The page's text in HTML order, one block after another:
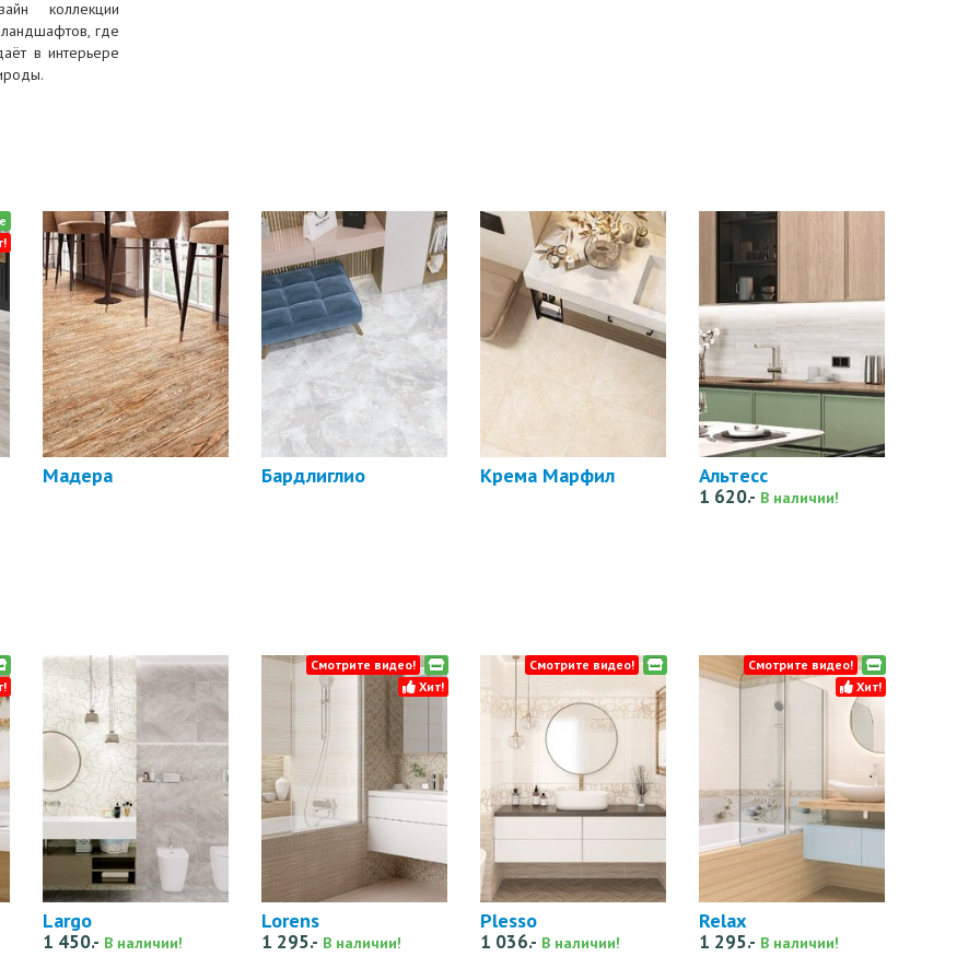
коллекции
где
в интерьере
Мадера Бардлиглио Крема Марфил Альтесс
1 620.- В наличии!
Largo
1 450.- В наличии!
Lorens
1 295.- В наличии!
Смотрите видео!
Хит!
Plesso
1 036.- В наличии!
Смотрите видео!
Relax
1 295.- В наличии!
Смотрите видео!
Хит!